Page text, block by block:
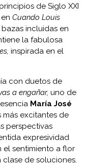
de Siglo XXI
Cuando Louis
incluidas en
la fabulosa
inspirada en el
con duetos de
a engañar, uno de
María José
más excitantes de
perspectivas
expresividad
el sentimiento a flor
de soluciones.